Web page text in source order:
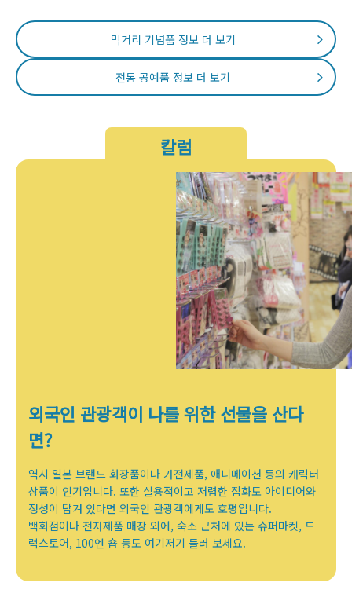
먹거리 기념품 정보 더 보기
전통 공예품 정보 더 보기
칼럼
외국인 관광객이 나를 위한 선물을 산다
면?
역시 일본 브랜드 화장품이나 가전제품, 애니메이션 등의 캐릭터
상품이 인기입니다. 또한 실용적이고 저렴한 잡화도 아이디어와
정성이 담겨 있다면 외국인 관광객에게도 호평입니다.
백화점이나 전자제품 매장 외에, 숙소 근처에 있는 슈퍼마켓, 드
럭스토어, 100엔 숍 등도 여기저기 들러 보세요.